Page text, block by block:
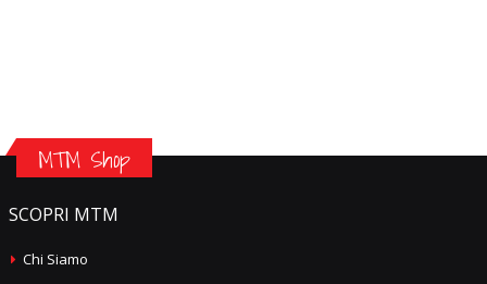
MTM Shop
SCOPRI MTM
Chi Siamo